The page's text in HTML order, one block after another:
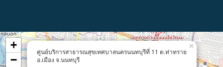
ศูนย์บริการสาธารณสุขเทศบาลนครนนทบุรีที่ 11 ต.ท่าทราย
อ.เมือง จ.นนทบุรี
×
+
−